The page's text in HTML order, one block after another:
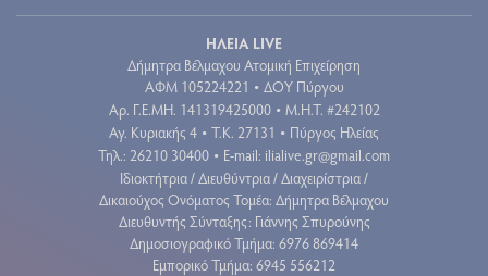
ΗΛΕΙΑ LIVE
Δήμητρα Βέλμαχου Ατομική Επιχείρηση
ΑΦΜ 105224221 • ΔΟΥ Πύργου
Aρ. Γ.Ε.ΜΗ. 141319425000 • Μ.Η.Τ. #242102
Αγ. Κυριακής 4 • Τ.Κ. 27131 • Πύργος Ηλείας
Τηλ.: 26210 30400 • E-mail: ilialive.gr@gmail.com
Ιδιοκτήτρια / Διευθύντρια / Διαχειρίστρια /
Δικαιούχος Ονόματος Τομέα: Δήμητρα Βέλμαχου
Διευθυντής Σύνταξης: Γιάννης Σπυρούνης
Δημοσιογραφικό Τμήμα: 6976 869414
Εμπορικό Τμήμα: 6945 556212